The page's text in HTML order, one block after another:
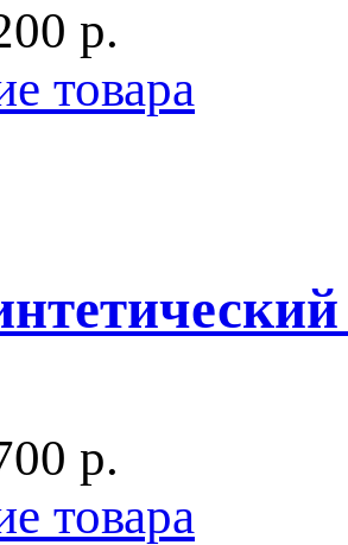
p.
товара
p.
товара